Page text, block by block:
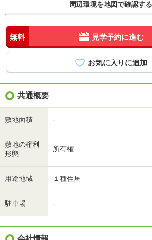
周辺環境を地図で確認する
無料 見学予約に進む
共通概要
敷地面積 -
敷地の権利
形態
所有権
用途地域 １種住居
駐車場 -
会社情報